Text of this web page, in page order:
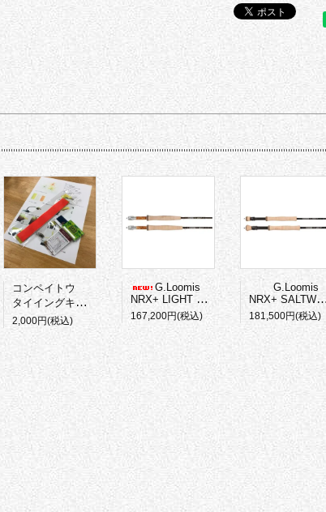
コンペイトウ
タイイングキット
2,000円(税込)
G.Loomis
NRX+ LIGHT PRESENTATION
167,200円(税込)
G.Loomis
NRX+ SALTWATER
181,500円(税込)